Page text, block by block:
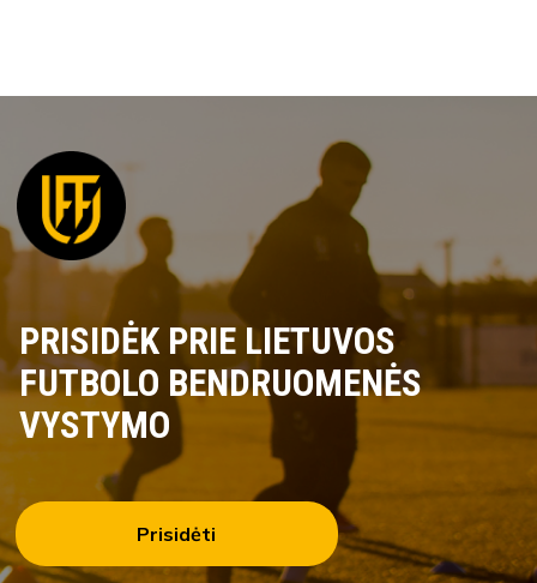
PRISIDĖK PRIE LIETUVOS
FUTBOLO BENDRUOMENĖS
VYSTYMO
Prisidėti